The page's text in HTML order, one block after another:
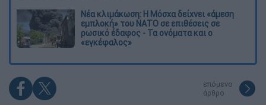
Νέα κλιμάκωση: Η Μόσχα δείχνει «άμεση
εμπλοκή» του ΝΑΤΟ σε επιθέσεις σε
ρωσικό έδαφος - Τα ονόματα και ο
«εγκέφαλος»
επόμενο
άρθρο